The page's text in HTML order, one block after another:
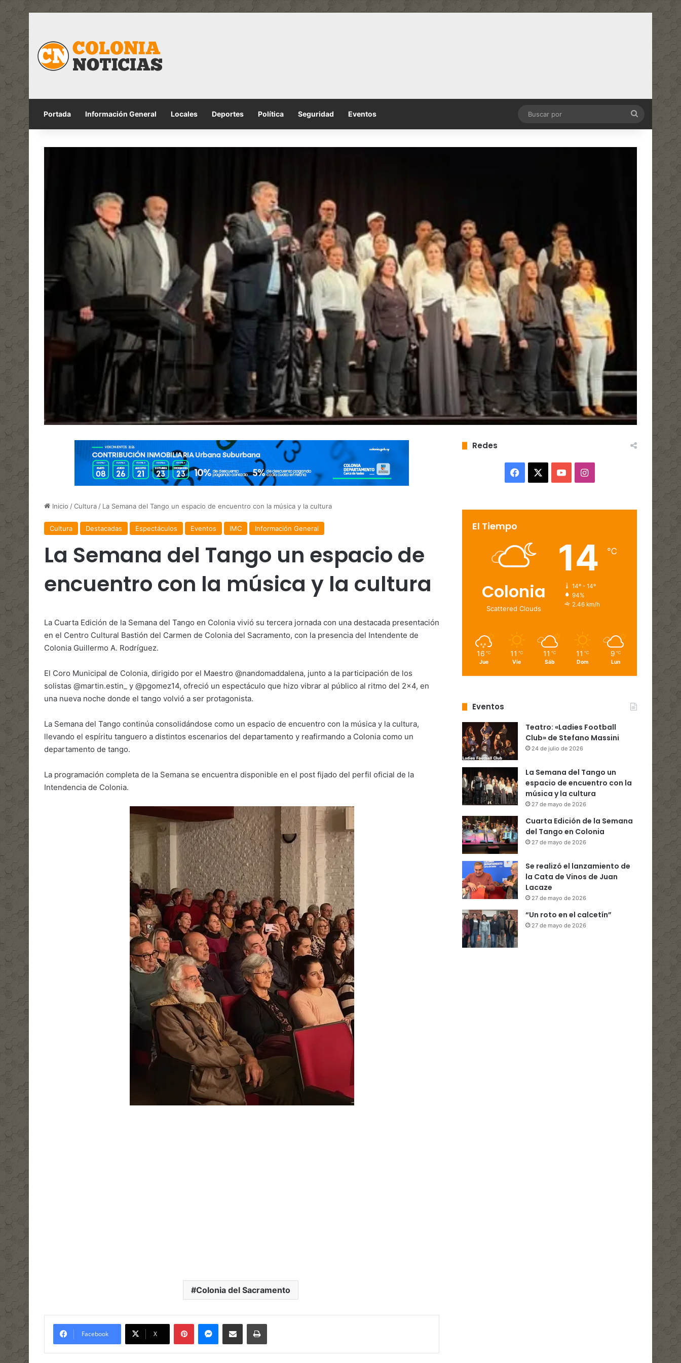
Portada Información General Locales Deportes Política Seguridad Eventos
por
Inicio /Cultura/ La Semana del Tango un espacio de encuentro con la música y la cultura
Cultura Destacadas Espectáculos Eventos IMC Información General
La Semana del Tango un espacio de
encuentro con la música y la cultura
La Cuarta Edición de la Semana del Tango en Colonia vivió su tercera jornada con una destacada presentación
en el Centro Cultural Bastión del Carmen de Colonia del Sacramento, con la presencia del Intendente de
Colonia Guillermo A. Rodríguez.
El Coro Municipal de Colonia, dirigido por el Maestro @nandomaddalena, junto a la participación de los
solistas @martin.estin_ y @pgomez14, ofreció un espectáculo que hizo vibrar al público al ritmo del 2×4, en
una nueva noche donde el tango volvió a ser protagonista.
La Semana del Tango continúa consolidándose como un espacio de encuentro con la música y la cultura,
llevando el espíritu tanguero a distintos escenarios del departamento y reafirmando a Colonia como un
departamento de tango.
La programación completa de la Semana se encuentra disponible en el post fijado del perfil oficial de la
Intendencia de Colonia.
Colonia del Sacramento
Facebook X
PinterestMessengerCompartir por correo electrónicoImprimir
Redes
Facebook YouTubeInstagram
El Tiempo
Colonia
Scattered Clouds
14 ℃
14º - 14º
94%
2.46 km/h
16 ℃
Jue
11 ℃
Vie
11 ℃
Sáb
11 ℃
Dom
9 ℃
Lun
Eventos
Teatro: «Ladies Football
Club» de Stefano Massini
24 de julio de 2026
La Semana del Tango un
espacio de encuentro con la
música y la cultura
27 de mayo de 2026
Cuarta Edición de la Semana
del Tango en Colonia
27 de mayo de 2026
Se realizó el lanzamiento de
la Cata de Vinos de Juan
Lacaze
27 de mayo de 2026
“Un roto en el calcetín”
27 de mayo de 2026